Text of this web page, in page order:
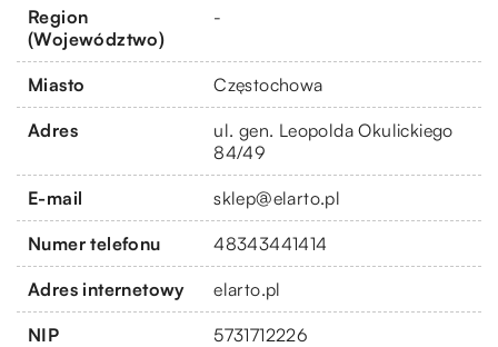
Region
(Województwo)
-
Miasto Częstochowa
Adres
ul. gen. Leopolda Okulickiego
84/49
E-mail sklep@elarto.pl
Numer telefonu 48343441414
Adres internetowy elarto.pl
NIP 5731712226